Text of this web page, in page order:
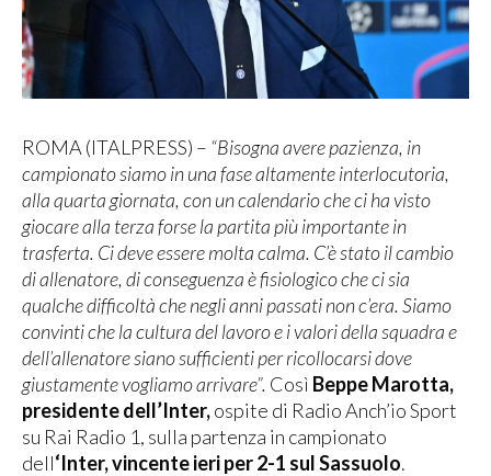
ROMA (ITALPRESS) – “Bisogna avere pazienza, in
campionato siamo in una fase altamente interlocutoria,
alla quarta giornata, con un calendario che ci ha visto
giocare alla terza forse la partita più importante in
trasferta. Ci deve essere molta calma. C’è stato il cambio
di allenatore, di conseguenza è fisiologico che ci sia
qualche difficoltà che negli anni passati non c’era. Siamo
convinti che la cultura del lavoro e i valori della squadra e
dell’allenatore siano sufficienti per ricollocarsi dove
giustamente vogliamo arrivare”. Così Beppe Marotta,
presidente dell’Inter,ospite di Radio Anch’io Sport
su Rai Radio 1, sulla partenza in campionato
dell‘Inter, vincente ieri per 2-1 sul Sassuolo.